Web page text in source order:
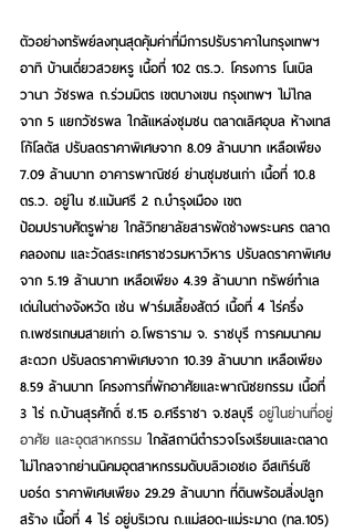
ตัวอย่างทรัพย์ลงทุนสุดคุ้มค่าที่มีการปรับราคาในกรุงเทพฯ
อาทิ บ้านเดี่ยวสวยหรู เนื้อที่ 102 ตร.ว. โครงการ โนเบิล
วานา วัชรพล ถ.ร่วมมิตร เขตบางเขน กรุงเทพฯ ไม่ไกล
จาก 5 แยกวัชรพล ใกล้แหล่งชุมชน ตลาดเลิศอุบล ห้างเทส
โก้โลตัส ปรับลดราคาพิเศษจาก 8.09 ล้านบาท เหลือเพียง
7.09 ล้านบาท อาคารพาณิชย์ ย่านชุมชนเก่า เนื้อที่ 10.8
ตร.ว. อยู่ใน ซ.แม้นศรี 2 ถ.บำรุงเมือง เขต
ป้อมปราบศัตรูพ่าย ใกล้วิทยาลัยสารพัดช่างพระนคร ตลาด
คลองถม และวัดสระเกศราชวรมหาวิหาร ปรับลดราคาพิเศษ
จาก 5.19 ล้านบาท เหลือเพียง 4.39 ล้านบาท ทรัพย์ทำเล
เด่นในต่างจังหวัด เช่น ฟาร์มเลี้ยงสัตว์ เนื้อที่ 4 ไร่ครึ่ง
ถ.เพชรเกษมสายเก่า อ.โพธาราม จ. ราชบุรี การคมนาคม
สะดวก ปรับลดราคาพิเศษจาก 10.39 ล้านบาท เหลือเพียง
8.59 ล้านบาท โครงการที่พักอาศัยและพาณิชยกรรม เนื้อที่
3 ไร่ ถ.บ้านสุรศักดิ์ ซ.15 อ.ศรีราชา จ.ชลบุรี อยู่ในย่านที่อยู่
อาศัย และอุตสาหกรรม ใกล้สถานีตำรวจโรงเรียนและตลาด
ไม่ไกลจากย่านนิคมอุตสาหกรรมดับบลิวเอชเอ อีสเทิร์นซี
บอร์ด ราคาพิเศษเพียง 29.29 ล้านบาท ที่ดินพร้อมสิ่งปลูก
สร้าง เนื้อที่ 4 ไร่ อยู่บริเวณ ถ.แม่สอด-แม่ระมาด (ทล.105)